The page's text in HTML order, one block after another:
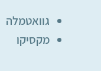
גוואטמלה
מקסיקו